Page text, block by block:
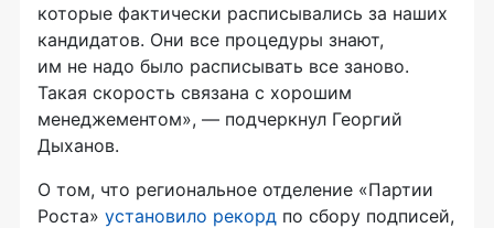
которые фактически расписывались за наших
кандидатов. Они все процедуры знают,
им не надо было расписывать все заново.
Такая скорость связана с хорошим
менеджементом», — подчеркнул Георгий
Дыханов.
О том, что региональное отделение «Партии
Роста» установило рекорд по сбору подписей,